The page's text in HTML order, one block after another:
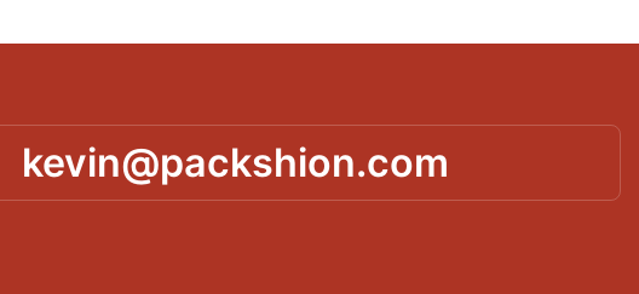
kevin@packshion.com